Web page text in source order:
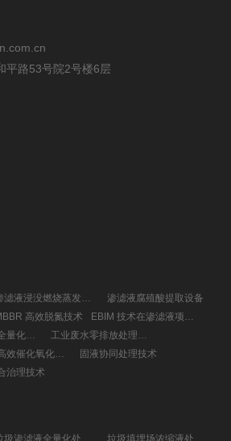
平路53号院2号楼6层
渗滤液浸没燃烧蒸发工艺(SCE)
渗滤液腐殖酸提取设备
高效脱氮技术
EBIM 技术在渗滤液项目建设与运营的应用
渗滤液低能耗全量化处理工艺
工业废水零排放处理技术
耦合型高效催化氧化技术
固液协同处理技术
治理技术